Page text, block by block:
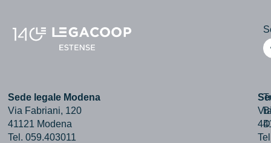
Sede legale Modena
Via Fabriani, 120
41121 Modena
Tel. 059.403011